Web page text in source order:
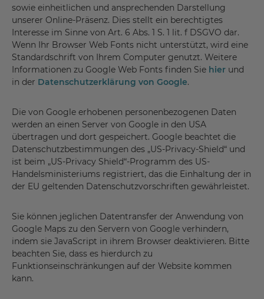
sowie einheitlichen und ansprechenden Darstellung
unserer Online-Präsenz. Dies stellt ein berechtigtes
Interesse im Sinne von Art. 6 Abs. 1 S. 1 lit. f DSGVO dar.
Wenn Ihr Browser Web Fonts nicht unterstützt, wird eine
Standardschrift von Ihrem Computer genutzt. Weitere
Informationen zu Google Web Fonts finden Sie hier und
in der Datenschutzerklärung von Google.
Die von Google erhobenen personenbezogenen Daten
werden an einen Server von Google in den USA
übertragen und dort gespeichert. Google beachtet die
Datenschutzbestimmungen des „US-Privacy-Shield“ und
ist beim „US-Privacy Shield“-Programm des US-
Handelsministeriums registriert, das die Einhaltung der in
der EU geltenden Datenschutzvorschriften gewährleistet.
Sie können jeglichen Datentransfer der Anwendung von
Google Maps zu den Servern von Google verhindern,
indem sie JavaScript in ihrem Browser deaktivieren. Bitte
beachten Sie, dass es hierdurch zu
Funktionseinschränkungen auf der Website kommen
kann.